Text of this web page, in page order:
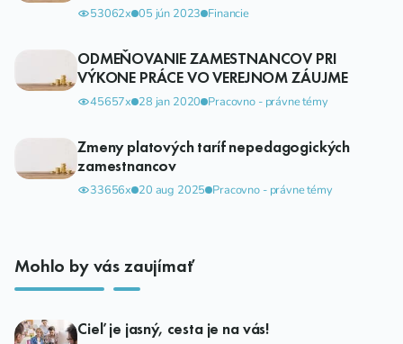
53062x 05 jún 2023 Financie
ODMEŇOVANIE ZAMESTNANCOV PRI
VÝKONE PRÁCE VO VEREJNOM ZÁUJME
45657x 28 jan 2020 Pracovno - právne témy
Zmeny platových taríf nepedagogických
zamestnancov
33656x 20 aug 2025 Pracovno - právne témy
Mohlo by vás zaujímať
Cieľ je jasný, cesta je na vás!